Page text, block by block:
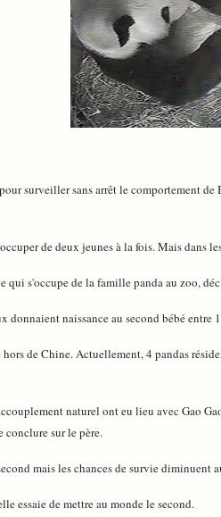
surveiller sans arrêt le comportement
de deux jeunes à la fois. Mais
s'occupe de la famille panda au zoo,
naissance au second bébé entre
de Chine. Actuellement, 4 pandas
naturel ont eu lieu avec Gao
conclure sur le père.
mais les chances de survie diminuent
essaie de mettre au monde le second.